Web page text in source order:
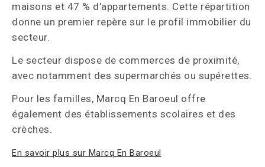
maisons et 47 % d'appartements. Cette répartition
donne un premier repère sur le profil immobilier du
secteur.
Le secteur dispose de commerces de proximité,
avec notamment des supermarchés ou supérettes.
Pour les familles, Marcq En Baroeul offre
également des établissements scolaires et des
crèches.
En savoir plus sur Marcq En Baroeul